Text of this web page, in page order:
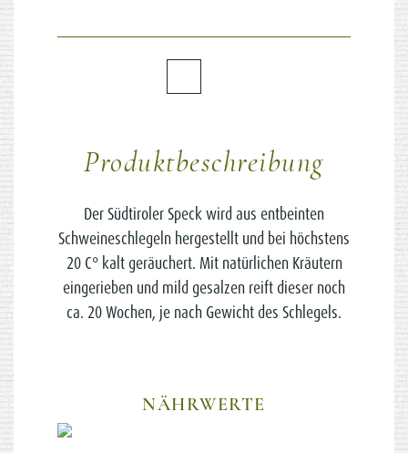
Produktbeschreibung
Der Südtiroler Speck wird aus entbeinten
Schweineschlegeln hergestellt und bei höchstens
20 C° kalt geräuchert. Mit natürlichen Kräutern
eingerieben und mild gesalzen reift dieser noch
ca. 20 Wochen, je nach Gewicht des Schlegels.
NÄHRWERTE